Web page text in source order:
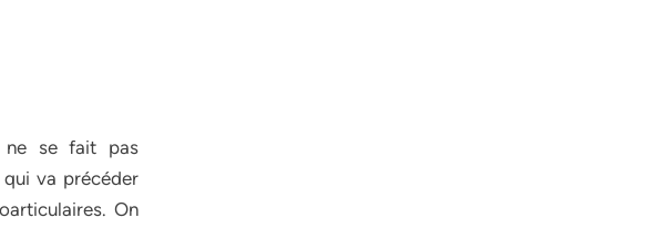
ne se fait pas
va précéder
On